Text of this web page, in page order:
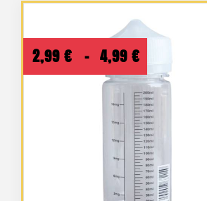
2,99 € – 4,99 €
de
prix :
2,99 €
à
4,99 €